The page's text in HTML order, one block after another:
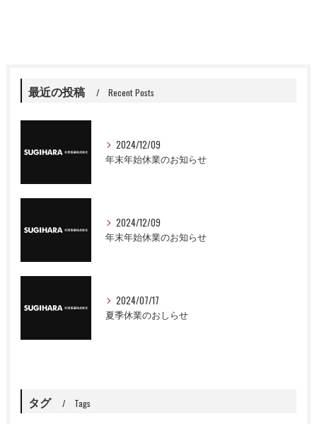
最近の投稿 Recent Posts
2024/12/09
年末年始休業のお知らせ
2024/12/09
年末年始休業のお知らせ
2024/07/17
夏季休業のおしらせ
タグ Tags